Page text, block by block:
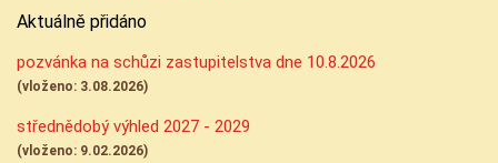
Aktuálně přidáno
pozvánka na schůzi zastupitelstva dne 10.8.2026
(vloženo: 3.08.2026)
střednědobý výhled 2027 - 2029
(vloženo: 9.02.2026)